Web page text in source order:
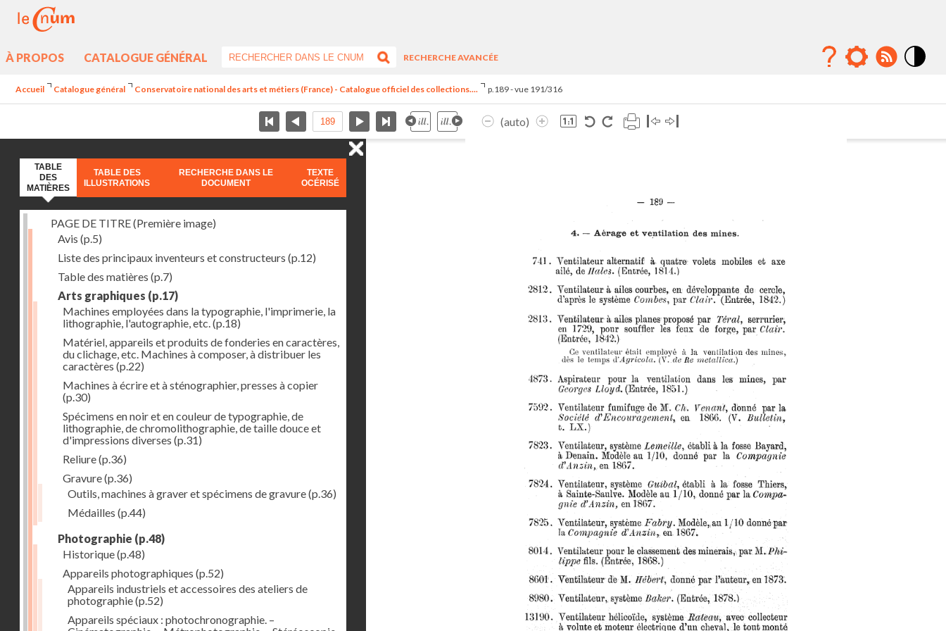
À PROPOS CATALOGUE GÉNÉRAL
RECHERCHE AVANCÉE
Accueil Catalogue général Conservatoire national des arts et métiers (France) - Catalogue officiel des collections.... p.189 - vue 191/316
(auto)
TABLE
DES
MATIÈRES
TABLE DES
ILLUSTRATIONS
RECHERCHE DANS LE
DOCUMENT
TEXTE
OCÉRISÉ
PAGE DE TITRE (Première image)
Avis (p.5)
Liste des principaux inventeurs et constructeurs (p.12)
Table des matières (p.7)
Arts graphiques (p.17)
Machines employées dans la typographie, l'imprimerie, la
lithographie, l'autographie, etc.(p.18)
Matériel, appareils et produits de fonderies en caractères,
du clichage, etc. Machines à composer, à distribuer les
caractères (p.22)
Machines à écrire et à sténographier, presses à copier
(p.30)
Spécimens en noir et en couleur de typographie, de
lithographie, de chromolithographie, de taille douce et
d'impressions diverses (p.31)
Reliure(p.36)
Gravure(p.36)
Outils, machines à graver et spécimens de gravure(p.36)
Médailles (p.44)
Photographie (p.48)
Historique(p.48)
Appareils photographiques (p.52)
Appareils industriels et accessoires des ateliers de
photographie(p.52)
Appareils spéciaux : photochronographie. –